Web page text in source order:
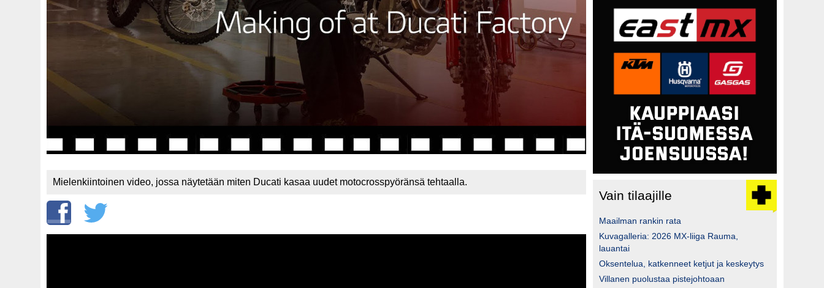
Mielenkiintoinen video, jossa näytetään miten Ducati kasaa uudet motocrosspyöränsä tehtaalla.
Vain tilaajille
Maailman rankin rata
Kuvagalleria: 2026 MX-liiga Rauma,
lauantai
Oksentelua, katkenneet ketjut ja keskeytys
Villanen puolustaa pistejohtoaan